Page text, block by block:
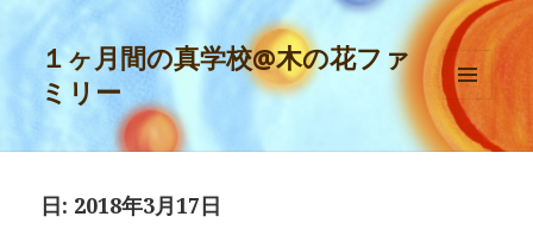
１ヶ月間の真学校@木の花ファ
ミリー
メニュ
ーとウ
ィジェ
日: 2018年3月17日